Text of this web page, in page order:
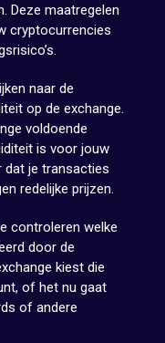
Deze maatregelen
cryptocurrencies
naar de
op de exchange.
voldoende
is voor jouw
dat je transacties
redelijke prijzen.
controleren welke
door de
kiest die
of het nu gaat
of andere